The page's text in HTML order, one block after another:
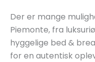
Der er mange
Piemonte, fra
hyggelige bed &
for en autentisk